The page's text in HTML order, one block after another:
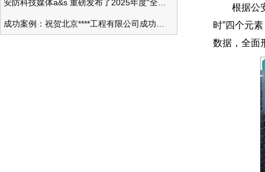
根据公安
时”四个元
数据，全面